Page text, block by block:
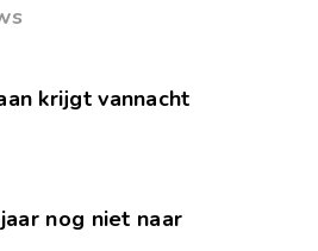
krijgt vannacht
nog niet naar